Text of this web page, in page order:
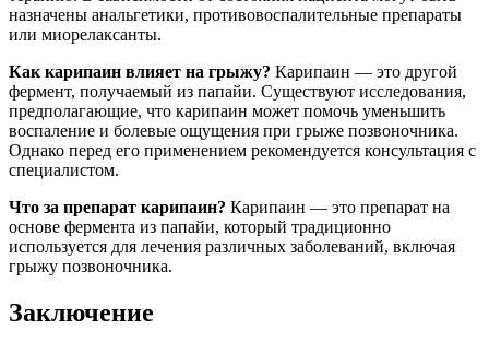
назначены анальгетики, противовоспалительные препараты
или миорелаксанты.
Как карипаин влияет на грыжу? Карипаин — это другой
фермент, получаемый из папайи. Существуют исследования,
предполагающие, что карипаин может помочь уменьшить
воспаление и болевые ощущения при грыже позвоночника.
Однако перед его применением рекомендуется консультация с
специалистом.
Что за препарат карипаин? Карипаин — это препарат на
основе фермента из папайи, который традиционно
используется для лечения различных заболеваний, включая
грыжу позвоночника.
Заключение